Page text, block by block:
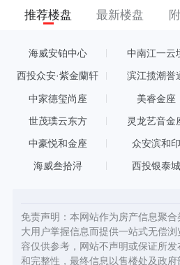
推荐楼盘 最新楼盘
海威安铂中心 中南江一云
西投众安·紫金蘭轩 滨江揽潮誉
中家德玺尚座 美睿金座
世茂璞云东方 灵龙艺音金
中豪悦和金座 众安滨和印
海威叁拾浔 西投银泰城
免责声明：本网站作为房产信息聚
大用户掌握信息而提供一站式无偿
容仅供参考，网站不声明或保证所
和完整性，最终信息以售楼处及政